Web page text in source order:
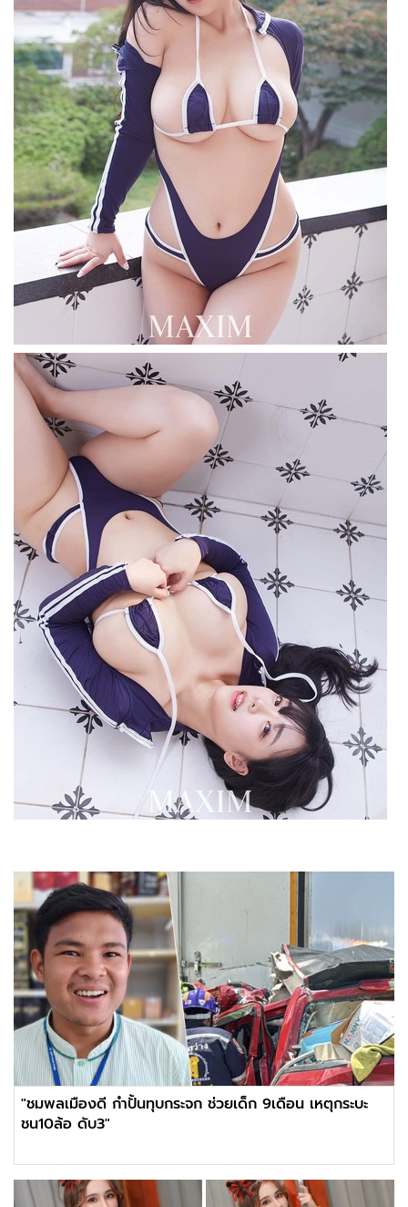
"ชมพลเมืองดี กำปั้นทุบกระจก ช่วยเด็ก 9เดือน เหตุกระบะ
ชน10ล้อ ดับ3"